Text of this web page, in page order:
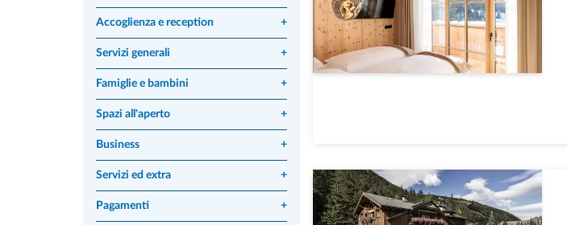
Accoglienza e reception +
Servizi generali +
Famiglie e bambini +
Spazi all'aperto +
Business +
Servizi ed extra +
Pagamenti +